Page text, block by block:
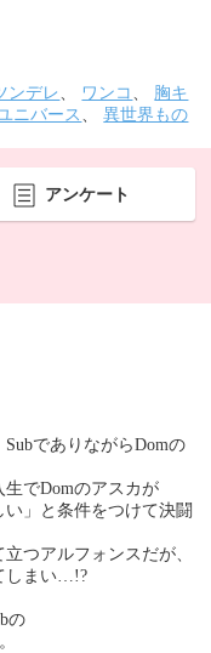
ンデレ 、 ワンコ 、 胸キ
ニバース、異世界もの
アンケート
でありながらDomの
でDomのアスカが
い」と条件をつけて決闘
つアルフォンスだが、
しまい…!?
の